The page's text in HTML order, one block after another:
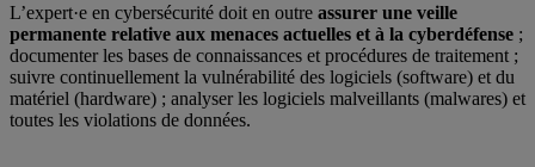
L’expert·e en cybersécurité doit en outre assurer une veille
permanente relative aux menaces actuelles et à la cyberdéfense ;
documenter les bases de connaissances et procédures de traitement ;
suivre continuellement la vulnérabilité des logiciels (software) et du
matériel (hardware) ; analyser les logiciels malveillants (malwares) et
toutes les violations de données.